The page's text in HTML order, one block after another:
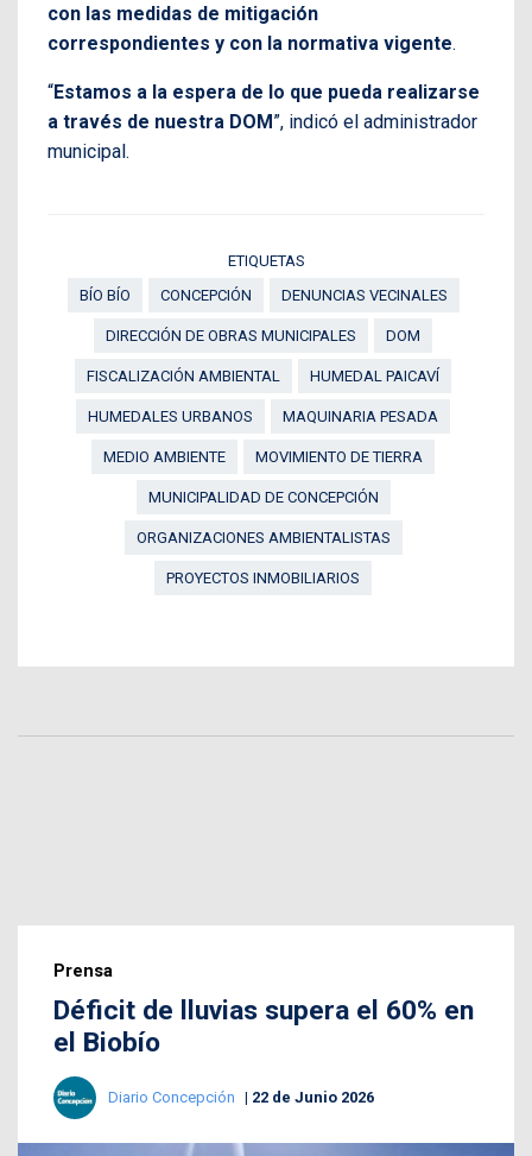
con las medidas de mitigación
correspondientes y con la normativa vigente.
“Estamos a la espera de lo que pueda realizarse
a través de nuestra DOM”, indicó el administrador
municipal.
ETIQUETAS
BÍO BÍO
CONCEPCIÓN DENUNCIAS VECINALES
DIRECCIÓN DE OBRAS MUNICIPALES DOM
FISCALIZACIÓN AMBIENTAL HUMEDAL PAICAVÍ
HUMEDALES URBANOS MAQUINARIA PESADA
MEDIO AMBIENTE MOVIMIENTO DE TIERRA
MUNICIPALIDAD DE CONCEPCIÓN
ORGANIZACIONES AMBIENTALISTAS
PROYECTOS INMOBILIARIOS
Prensa
Déficit de lluvias supera el 60% en
el Biobío
Diario Concepción 22 de Junio 2026